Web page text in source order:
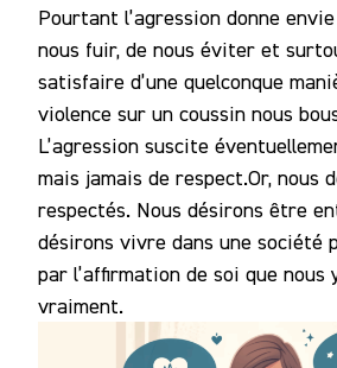
Pourtant l’agression donne
nous fuir, de nous éviter et
satisfaire d’une quelconque
violence sur un coussin nous
L’agression suscite
mais jamais de respect.Or, nous
respectés. Nous désirons être
désirons vivre dans une société
par l’affirmation de soi que nous
vraiment.